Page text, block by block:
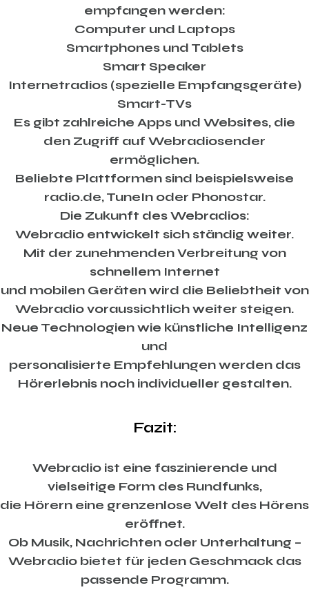
empfangen werden:
Computer und Laptops
Smartphones und Tablets
Smart Speaker
Internetradios (spezielle Empfangsgeräte)
Smart-TVs
Es gibt zahlreiche Apps und Websites, die
den Zugriff auf Webradiosender
ermöglichen.
Beliebte Plattformen sind beispielsweise
radio.de, TuneIn oder Phonostar.
Die Zukunft des Webradios:
Webradio entwickelt sich ständig weiter.
Mit der zunehmenden Verbreitung von
schnellem Internet
und mobilen Geräten wird die Beliebtheit von
Webradio voraussichtlich weiter steigen.
Neue Technologien wie künstliche Intelligenz
und
personalisierte Empfehlungen werden das
Hörerlebnis noch individueller gestalten.
Fazit:
Webradio ist eine faszinierende und
vielseitige Form des Rundfunks,
die Hörern eine grenzenlose Welt des Hörens
eröffnet.
Ob Musik, Nachrichten oder Unterhaltung –
Webradio bietet für jeden Geschmack das
passende Programm.